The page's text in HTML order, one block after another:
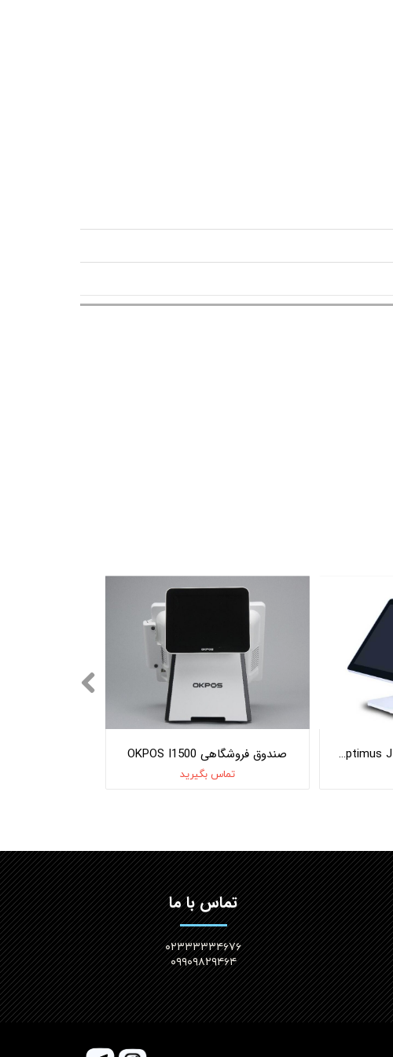
صندوق فروشگاهی OKPOS I1500
تماس بگیرید
صندوق فروشگاهی OKPOS Optimus J1900
تماس با ما
۰۲۳۳۳۳۳۴۶۷۶
۰۹۹۰۹۸۲۹۴۶۴